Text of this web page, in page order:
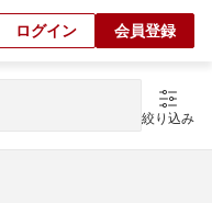
ログイン 会員登録
絞り込み